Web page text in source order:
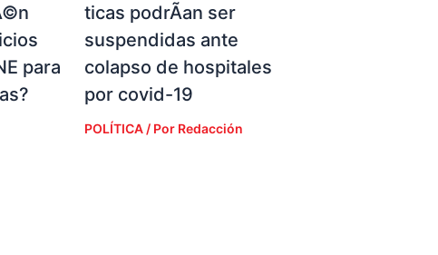
para
ticas podrÃ­an ser
suspendidas ante
colapso de hospitales
por covid-19
POLÍTICA/ Por Redacción